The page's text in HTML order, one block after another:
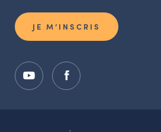
JE M’INSCRIS